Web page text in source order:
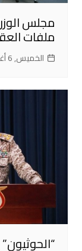
مجلس
ملفات
الخميس, 6 أغسطس 2026, 19:05